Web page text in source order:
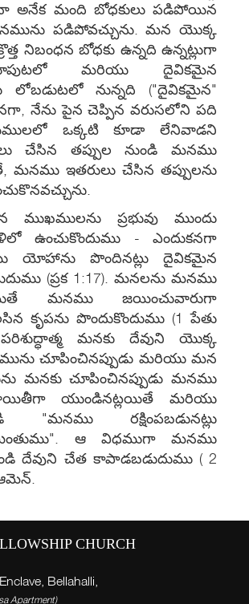
మంది బోధకులు పడిపోయిన
పడిపోవచ్చును. మన యొక్క
నిబంధన బోధకు ఉన్నది ఉన్నట్లుగా
మరియు దైవికమైన
లోబడుటలో నున్నది ("దైవికమైన"
నేను పైన చెప్పిన వరుసలోని పది
ఒక్కటి కూడా లేనివాడని
చేసిన తప్పుల నుండి మనము
మనము ఇతరులు చేసిన తప్పులను
ముఖములను ప్రభువు ముందు
ఉంచుకొందుము - ఎందుకనగా
యోహాను పొందినట్లు దైవికమైన
(ప్రక 1:17). మనలను మనము
మనము జయించువారుగా
కృపను పొందుకొందుము (1 పేతు
మనకు దేవుని యొక్క
చూపించినప్పుడు మరియు మన
మనకు చూపించినప్పుడు మనము
యుండినట్లయితే మరియు
"మనము రక్షింపబడునట్లు
ఆ విధముగా మనము
దేవుని చేత కాపాడబడుదుము ( 2
CHURCH
Bellahalli,
Apartment)